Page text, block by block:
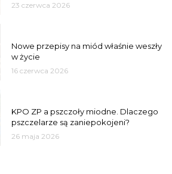
23 czerwca 2026
Nowe przepisy na miód właśnie weszły
w życie
16 czerwca 2026
KPO ZP a pszczoły miodne. Dlaczego
pszczelarze są zaniepokojeni?
26 maja 2026